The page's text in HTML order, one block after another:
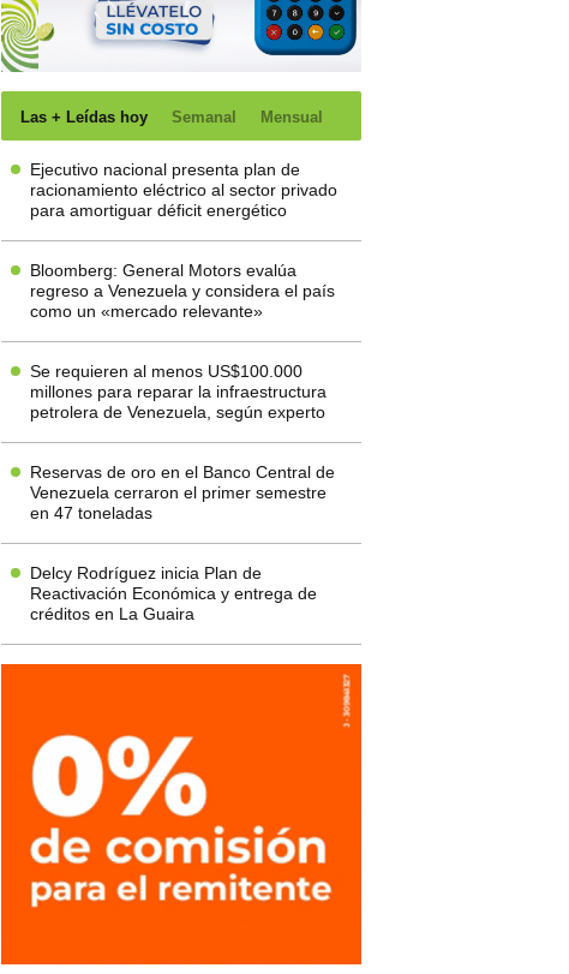
Las + Leídas hoy Semanal Mensual
Ejecutivo nacional presenta plan de
racionamiento eléctrico al sector privado
para amortiguar déficit energético
Bloomberg: General Motors evalúa
regreso a Venezuela y considera el país
como un «mercado relevante»
Se requieren al menos US$100.000
millones para reparar la infraestructura
petrolera de Venezuela, según experto
Reservas de oro en el Banco Central de
Venezuela cerraron el primer semestre
en 47 toneladas
Delcy Rodríguez inicia Plan de
Reactivación Económica y entrega de
créditos en La Guaira